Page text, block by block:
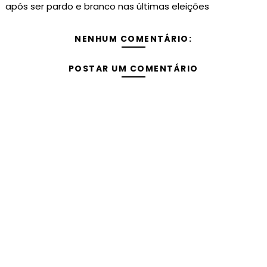
após ser pardo e branco nas últimas eleições
NENHUM COMENTÁRIO:
POSTAR UM COMENTÁRIO